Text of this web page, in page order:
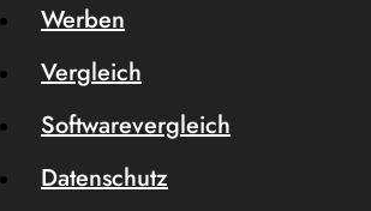
Werben
Vergleich
Softwarevergleich
Datenschutz